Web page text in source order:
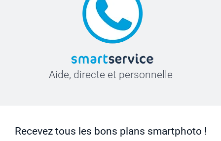
Aide, directe et personnelle
Recevez tous les bons plans smartphoto !